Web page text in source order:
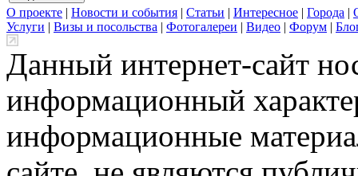
О проекте | Новости и события | Статьи | Интересное | Города |
Услуги | Визы и посольства | Фотогалереи | Видео | Форум |
Данный интернет-сайт
информационный
информационные